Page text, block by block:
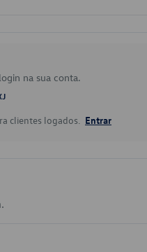
na sua conta.
clientes logados. Entrar